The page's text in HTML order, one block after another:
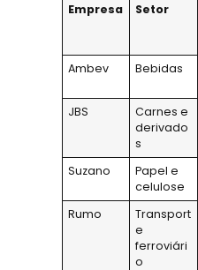
Empresa Setor
Ambev
Bebidas
JBS
Carnes e
derivado
s
Suzano
Papel e
celulose
Rumo
Transport
e
ferroviári
o